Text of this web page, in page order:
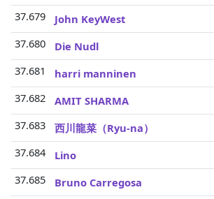
37.679
John KeyWest
37.680
Die Nudl
37.681
harri manninen
37.682
AMIT SHARMA
37.683
西川龍菜（Ryu-na）
37.684
Lino
37.685
Bruno Carregosa